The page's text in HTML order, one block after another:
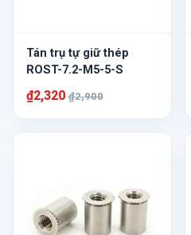
Tán trụ tự giữ thép
ROST-7.2-M5-5-S
₫2,320 ₫2,900